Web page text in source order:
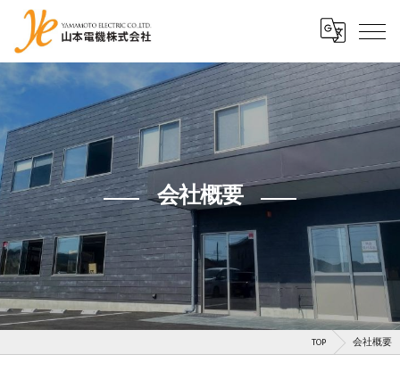
会社概要
TOP 会社概要